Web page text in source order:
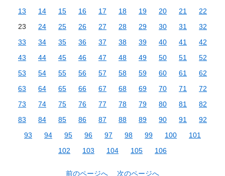
13
14 15 16 17 18 19 20 21
22
23
24 25 26 27 28 29 30 31
32
33
34 35 36 37 38 39 40 41
42
43
44 45 46 47 48 49 50 51
52
53
54 55 56 57 58 59 60 61
62
63
64 65 66 67 68 69 70 71
72
73
74 75 76 77 78 79 80 81
82
83
84 85 86 87 88 89 90 91
92
93
94 95 96 97 98 99 100
101
102
103 104 105 106
前のページへ 次のページへ